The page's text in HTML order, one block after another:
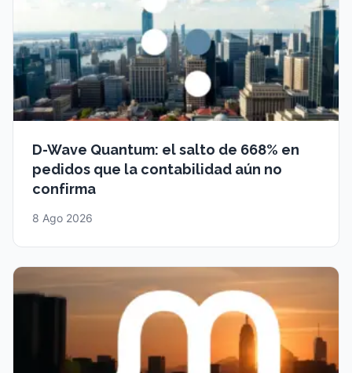
D-Wave Quantum: el salto de 668% en
pedidos que la contabilidad aún no
confirma
8 Ago 2026